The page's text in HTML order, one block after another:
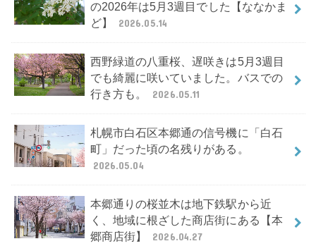
の2026年は5月3週目でした【ななかま
ど】
2026.05.14
西野緑道の八重桜、遅咲きは5月3週目
でも綺麗に咲いていました。バスでの
行き方も。
2026.05.11
札幌市白石区本郷通の信号機に「白石
町」だった頃の名残りがある。
2026.05.04
本郷通りの桜並木は地下鉄駅から近
く、地域に根ざした商店街にある【本
郷商店街】
2026.04.27